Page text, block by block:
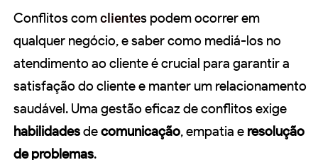
Conflitos comclientes podem ocorrer em
qualquer negócio, e saber como mediá-los no
atendimento ao cliente é crucial para garantir a
satisfação do cliente e manter um relacionamento
saudável. Uma gestão eficaz de conflitos exige
habilidadesdecomunicação, empatia e resolução
de problemas.